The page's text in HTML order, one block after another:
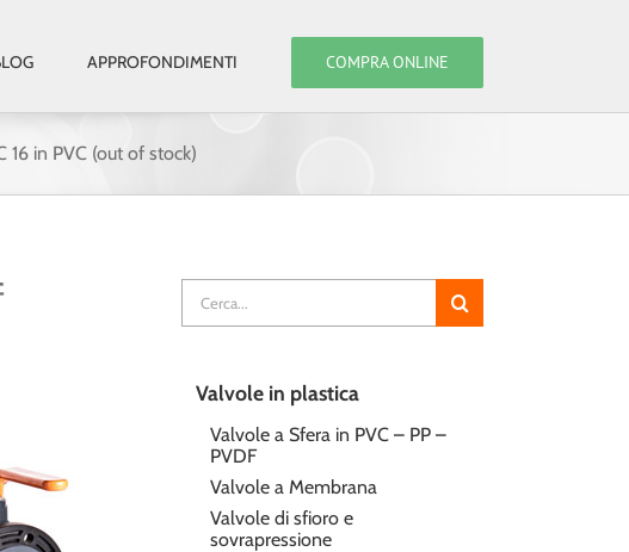
APPROFONDIMENTI COMPRA ONLINE
in PVC (out of stock)
per:
Valvole in plastica
Valvole a Sfera in PVC – PP –
PVDF
Valvole a Membrana
Valvole di sfioro e
sovrapressione